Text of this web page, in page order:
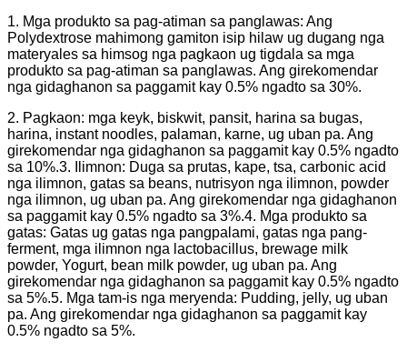
1. Mga produkto sa pag-atiman sa panglawas: Ang
Polydextrose mahimong gamiton isip hilaw ug dugang nga
materyales sa himsog nga pagkaon ug tigdala sa mga
produkto sa pag-atiman sa panglawas. Ang girekomendar
nga gidaghanon sa paggamit kay 0.5% ngadto sa 30%.
2. Pagkaon: mga keyk, biskwit, pansit, harina sa bugas,
harina, instant noodles, palaman, karne, ug uban pa. Ang
girekomendar nga gidaghanon sa paggamit kay 0.5% ngadto
sa 10%.3. Ilimnon: Duga sa prutas, kape, tsa, carbonic acid
nga ilimnon, gatas sa beans, nutrisyon nga ilimnon, powder
nga ilimnon, ug uban pa. Ang girekomendar nga gidaghanon
sa paggamit kay 0.5% ngadto sa 3%.4. Mga produkto sa
gatas: Gatas ug gatas nga pangpalami, gatas nga pang-
ferment, mga ilimnon nga lactobacillus, brewage milk
powder, Yogurt, bean milk powder, ug uban pa. Ang
girekomendar nga gidaghanon sa paggamit kay 0.5% ngadto
sa 5%.5. Mga tam-is nga meryenda: Pudding, jelly, ug uban
pa. Ang girekomendar nga gidaghanon sa paggamit kay
0.5% ngadto sa 5%.